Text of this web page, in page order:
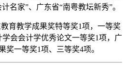
计名家”、广东省“南粤教坛新秀”。
育教学成果奖特等奖1项，一等奖
会会计学优秀论文一等奖1项，广
奖一等奖1项、三等奖4项。